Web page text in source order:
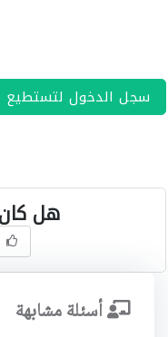
سجل الدخول لتستطيع
هل
أسئلة مشابهة